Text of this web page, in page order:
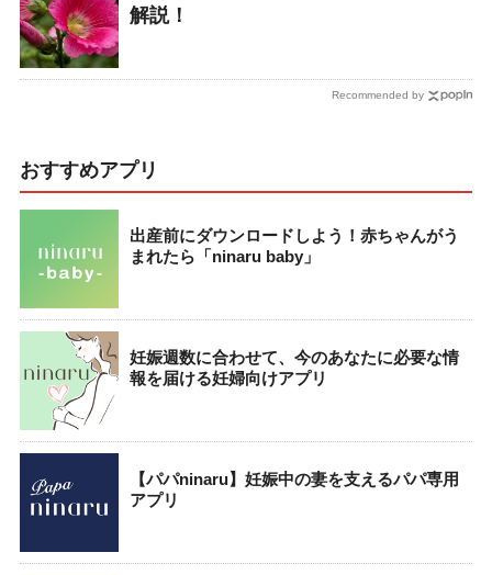
解説！
Recommended by
おすすめアプリ
出産前にダウンロードしよう！赤ちゃんがう
まれたら「ninaru baby」
妊娠週数に合わせて、今のあなたに必要な情
報を届ける妊婦向けアプリ
【パパninaru】妊娠中の妻を支えるパパ専用
アプリ